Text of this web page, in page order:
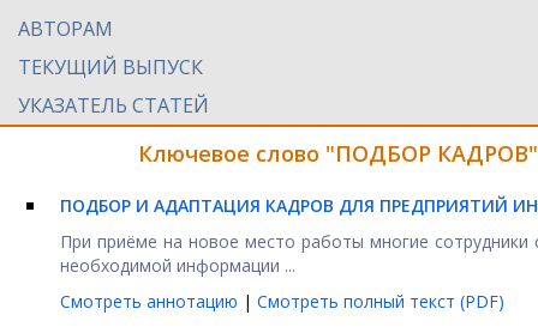
АВТОРАМ
ТЕКУЩИЙ ВЫПУСК
УКАЗАТЕЛЬ СТАТЕЙ
Ключевое слово "ПОДБОР КАДРОВ"
ПОДБОР И АДАПТАЦИЯ КАДРОВ ДЛЯ ПРЕДПРИЯТИЙ
При приёме на новое место работы многие
необходимой информации ...
Смотреть аннотацию | Смотреть полный текст (PDF)